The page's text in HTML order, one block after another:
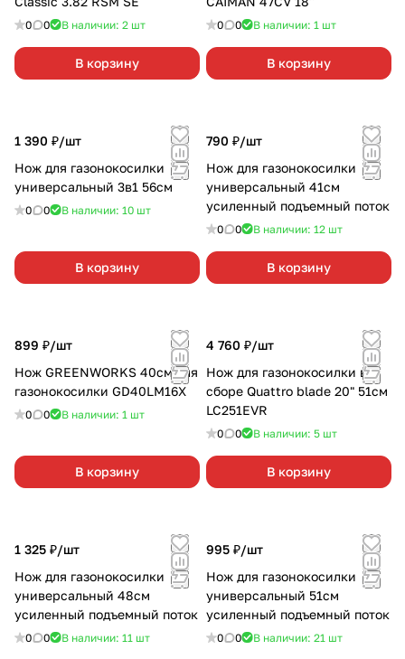
0 0 В наличии: 2 шт
В корзину
0 0 В наличии: 1 шт
В корзину
1 390 ₽/шт
Нож для газонокосилки
универсальный 3в1 56см
0 0 В наличии: 10 шт
В корзину
790 ₽/шт
Нож для газонокосилки
универсальный 41см
усиленный подъемный поток
0 0 В наличии: 12 шт
В корзину
899 ₽/шт
Нож GREENWORKS 40см для
газонокосилки GD40LM16X
0 0 В наличии: 1 шт
В корзину
4 760 ₽/шт
Нож для газонокосилки в
сборе Quattro blade 20" 51см
LC251EVR
0 0 В наличии: 5 шт
В корзину
1 325 ₽/шт
Нож для газонокосилки
универсальный 48см
усиленный подъемный поток
0 0 В наличии: 11 шт
995 ₽/шт
Нож для газонокосилки
универсальный 51см
усиленный подъемный поток
0 0 В наличии: 21 шт